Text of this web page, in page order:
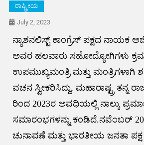
ರಾಷ್ಟ್ರೀಯ
July 2, 2023
ನ್ಯಾಶನಲಿಸ್ಟ್ ಕಾಂಗ್ರೆಸ್ ಪಕ್ಷದ ನಾಯಕ
ಅವರ ಹಲವಾರು ಸಹೋದ್ಯೋಗಿಗಳು
ಉಪಮುಖ್ಯಮಂತ್ರಿ ಮತ್ತು ಮಂತ್ರಿಗಳಾಗಿ
ವಚನ ಸ್ವೀಕರಿಸಿದ್ದು, ಮಹಾರಾಷ್ಟ್ರ ತನ್ನ
ರಿಂದ 2023ರ ಅವಧಿಯಲ್ಲಿ ನಾಲ್ಕು
ಸಮಾರಂಭಗಳನ್ನು ಕಂಡಿದೆ.ನವೆಂಬರ್
ಚುನಾವಣೆ ಮತ್ತು ಭಾರತೀಯ ಜನತಾ